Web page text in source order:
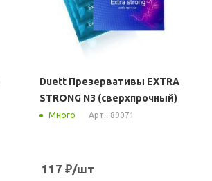
Duett Презервативы EXTRA
STRONG N3 (сверхпрочный)
Много Арт.: 89071
117 ₽/шт